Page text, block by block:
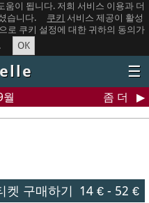
이 됩니다. 저희 서비스 이용과 더
습니다.
쿠키 서비스 제공이 활성
로 쿠키 설정에 대한 귀하의 동의가
OK
☰
월 좀 더
켓 구매하기 14 €- 52 €